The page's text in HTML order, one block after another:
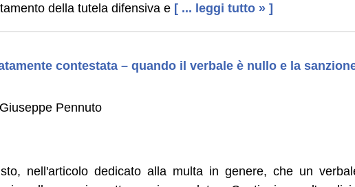
della tutela difensiva e [ ... leggi tutto » ]
contestata – quando il verbale è nullo e la
Pennuto
nell'articolo dedicato alla multa in genere, che un